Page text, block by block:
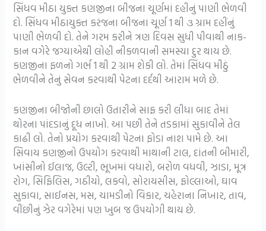
સિંધવ મીઠા યુક્ત કણજીના બીજના ચૂર્ણમાં દહીનું પાણી ભેળવી
દો. સિંધવ મીઠાયુક્ત કરંજના બીજના ચૂર્ણ 1 થી ૩ ગ્રામ દહીંનું
પાણી ભેળવી દો. તેને ગરમ કરીને ત્રણ દિવસ સુધી પીવાથી નાક-
કાન વગેરે જગ્યાએથી લોહી નીકળવાની સમસ્યા દુર થાય છે.
કણજીના ફળનો ગર્ભ 1 થી 2 ગ્રામ શેકી લો. તેમાં સિંધવ મીઠું
ભેળવીને તેનું સેવન કરવાથી પેટના દર્દથી આરામ મળે છે.
કણજીના બીજોની છાલો ઉતારીને સાફ કરી લીધા બાદ તેમાં
થોરના પાંદડાનું દૂધ નાખો. આ પછી તેને તડકામાં સુકાવીને તેલ
કાઢી લો. તેનો પ્રયોગ કરવાથી પેટના ફોડા નાશ પામે છે. આ
સિવાય કણજીનો ઉપયોગ કરવાથી માથાની ટાલ, દાંતની બીમારી,
ખાંસીનો ઈલાજ, ઉલ્ટી, ભૂખમાં વધારો, બરોળ વધવી, ઝાડા, મૂત્ર
રોગ, સિફિલિસ, ગઠીયો, લકવો, સોરાયસીસ, ફોલ્લાઓ, ઘાવ
સુકાવા, સાઈનસ, મસ, ચામડીનો વિકાર, ચહેરાના નિખાર, તાવ,
વીંછીનું ઝેર વગેરેમાં પણ ખુબ જ ઉપયોગી થાય છે.